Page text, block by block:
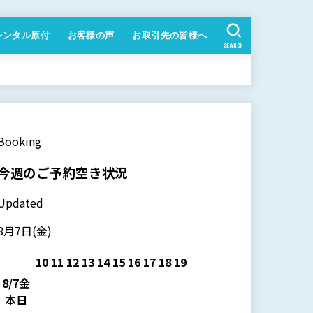
ンタル原付 お客様の声 お取引先の皆様へ
SEARCH